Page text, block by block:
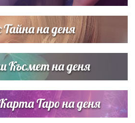
на деня
Късмет на деня
Таро на деня